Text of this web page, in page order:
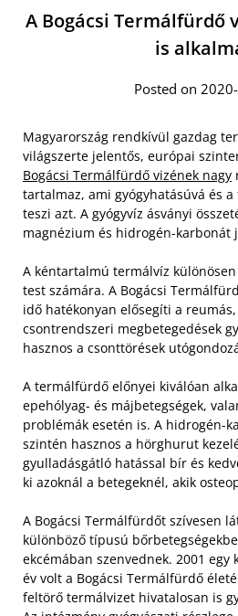
A Bogácsi Termálfürdő
is
Posted on
Magyarország rendkívül gazdag
világszerte jelentős, európai
Bogácsi Termálfürdő vizének nagy
tartalmaz, ami gyógyhatásúvá és
teszi azt. A gyógyvíz ásványi
magnézium és hidrogén-karbonát
A kéntartalmú termálvíz
test számára. A Bogácsi
idő hatékonyan elősegíti a
csontrendszeri megbetegedések
hasznos a csonttörések
A termálfürdő előnyei kiválóan
epehólyag- és májbetegségek,
problémák esetén is. A hidrogén-
szintén hasznos a hörghurut
gyulladásgátló hatással bír és
ki azoknál a betegeknél, akik
A Bogácsi Termálfürdőt szívesen
különböző típusú
ekcémában szenvednek. 2001 egy
év volt a Bogácsi Termálfürdő
feltörő termálvizet hivatalosan is